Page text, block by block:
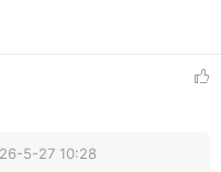
5-27 10:28